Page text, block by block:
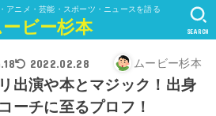
アニメ・芸能・スポーツ・ニュースを語る
ビー杉本 SEARCH
2022.02.28 ムービー杉本
出演や本とマジック！出身
ーチに至るプロフ！